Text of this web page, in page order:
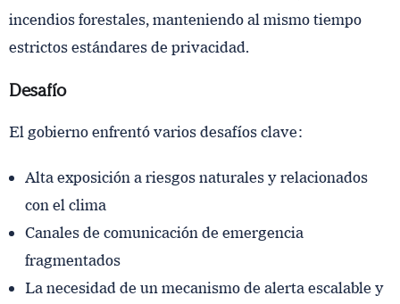
incendios forestales, manteniendo al mismo tiempo
estrictos estándares de privacidad.
Desafío
El gobierno enfrentó varios desafíos clave:
Alta exposición a riesgos naturales y relacionados
con el clima
Canales de comunicación de emergencia
fragmentados
La necesidad de un mecanismo de alerta escalable y